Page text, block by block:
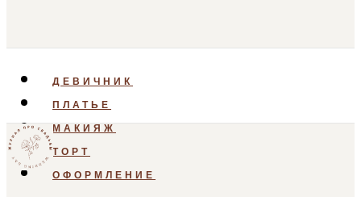
ДЕВИЧНИК
ПЛАТЬЕ
МАКИЯЖ
ТОРТ
ОФОРМЛЕНИЕ